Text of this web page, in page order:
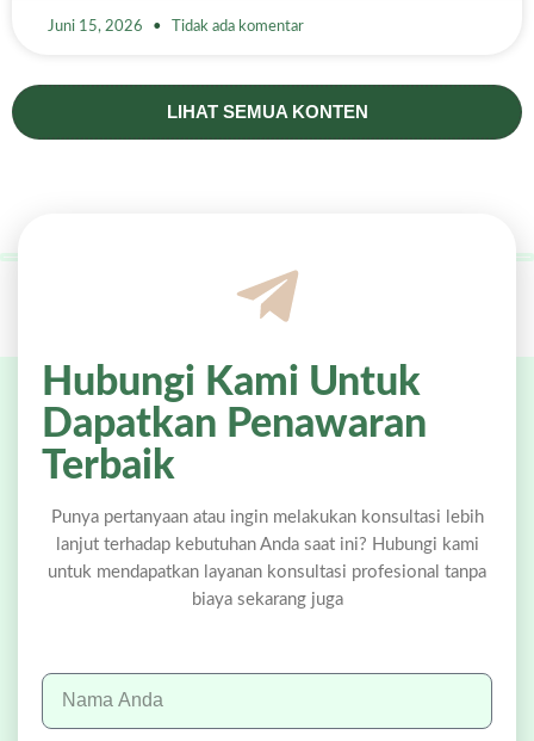
Juni 15, 2026 Tidak ada komentar
LIHAT SEMUA KONTEN
Hubungi Kami Untuk
Dapatkan Penawaran
Terbaik
Punya pertanyaan atau ingin melakukan konsultasi lebih
lanjut terhadap kebutuhan Anda saat ini? Hubungi kami
untuk mendapatkan layanan konsultasi profesional tanpa
biaya sekarang juga